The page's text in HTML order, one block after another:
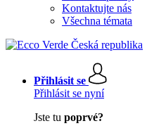
Kontaktujte nás
Všechna témata
Přihlásit se
Přihlásit se nyní
Jste tu poprvé?